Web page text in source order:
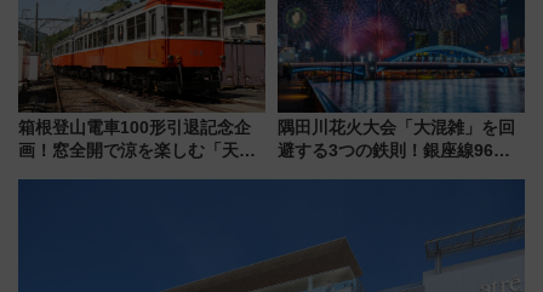
を楽しんで
箱根登山電車100形引退記念企
画！窓全開で涼を楽しむ「天然
隅田川花火大会「大混雑」を回
避する3つの鉄則！銀座線96本